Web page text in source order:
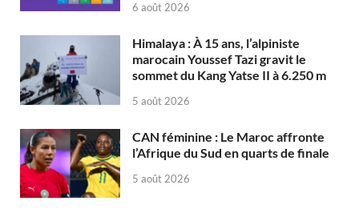
6 août 2026
Himalaya : À 15 ans, l’alpiniste
marocain Youssef Tazi gravit le
sommet du Kang Yatse II à 6.250 m
5 août 2026
CAN féminine : Le Maroc affronte
l’Afrique du Sud en quarts de finale
5 août 2026